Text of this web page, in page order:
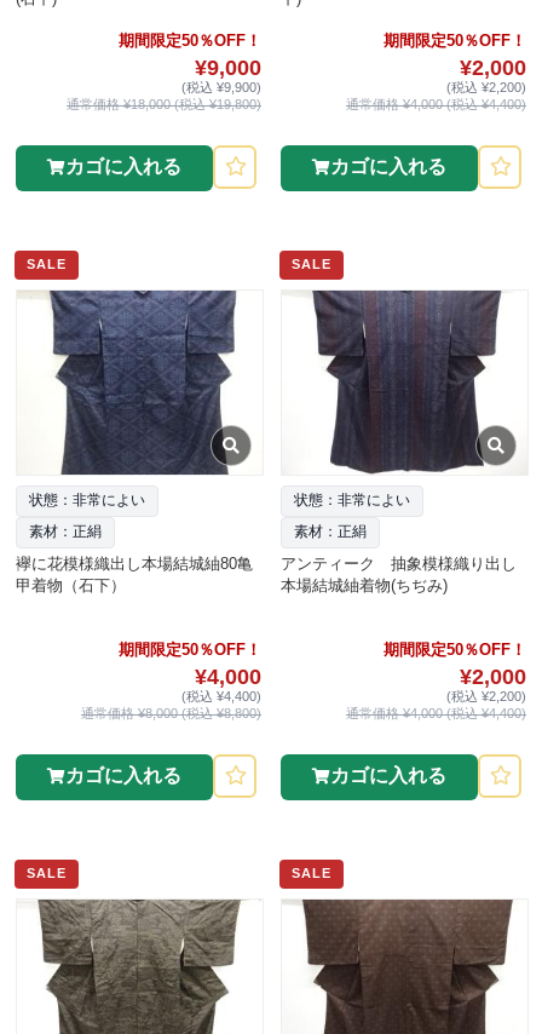
期間限定50％OFF！
¥9,000
(税込 ¥9,900)
通常価格 ¥18,000 (税込 ¥19,800)
カゴに入れる
期間限定50％OFF！
¥2,000
(税込 ¥2,200)
通常価格 ¥4,000 (税込 ¥4,400)
カゴに入れる
SALE
状態：非常によい
素材：正絹
襷に花模様織出し本場結城紬80亀
甲着物（石下）
期間限定50％OFF！
¥4,000
(税込 ¥4,400)
通常価格 ¥8,000 (税込 ¥8,800)
カゴに入れる
SALE
状態：非常によい
素材：正絹
アンティーク 抽象模様織り出し
本場結城紬着物(ちぢみ)
期間限定50％OFF！
¥2,000
(税込 ¥2,200)
通常価格 ¥4,000 (税込 ¥4,400)
カゴに入れる
SALE SALE